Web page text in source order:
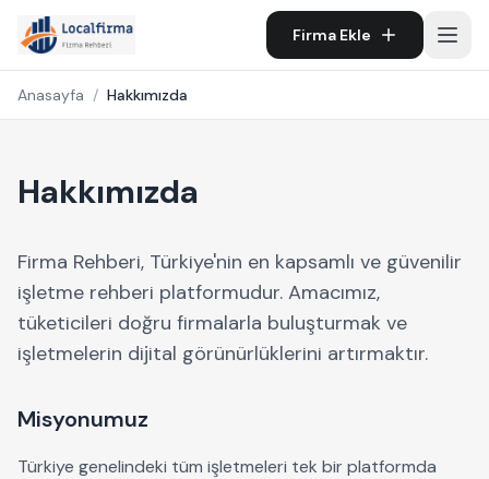
Firma Ekle
Anasayfa / Hakkımızda
Hakkımızda
Firma Rehberi, Türkiye'nin en kapsamlı ve güvenilir
işletme rehberi platformudur. Amacımız,
tüketicileri doğru firmalarla buluşturmak ve
işletmelerin dijital görünürlüklerini artırmaktır.
Misyonumuz
Türkiye genelindeki tüm işletmeleri tek bir platformda